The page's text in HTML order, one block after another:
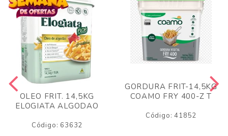
OLEO FRIT. 14,5KG
ELOGIATA ALGODAO
Código: 63632
GORDURA FRIT-14,5KG
COAMO FRY 400-Z T
Código: 41852